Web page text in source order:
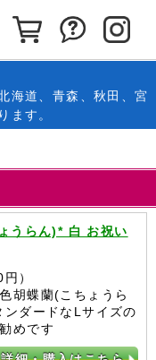
カートを見る
お問い合
海道、青森、秋田、宮
ます。
うらん)* 白 お祝い
）
胡蝶蘭(こちょうら
ンダードなLサイズの
めです